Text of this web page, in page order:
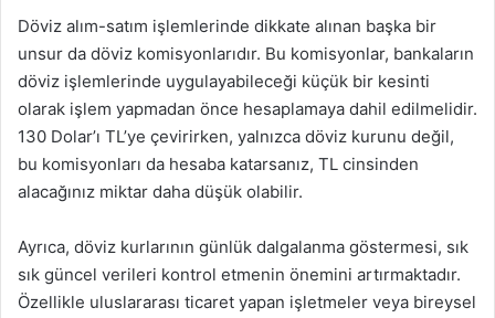
Döviz alım-satım işlemlerinde dikkate alınan başka bir
unsur da döviz komisyonlarıdır. Bu komisyonlar, bankaların
döviz işlemlerinde uygulayabileceği küçük bir kesinti
olarak işlem yapmadan önce hesaplamaya dahil edilmelidir.
130 Dolar’ı TL’ye çevirirken, yalnızca döviz kurunu değil,
bu komisyonları da hesaba katarsanız, TL cinsinden
alacağınız miktar daha düşük olabilir.
Ayrıca, döviz kurlarının günlük dalgalanma göstermesi, sık
sık güncel verileri kontrol etmenin önemini artırmaktadır.
Özellikle uluslararası ticaret yapan işletmeler veya bireysel